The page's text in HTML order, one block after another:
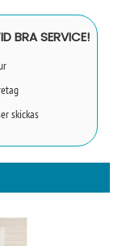
BRA SERVICE!
skickas